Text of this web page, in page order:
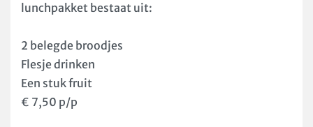
lunchpakket bestaat uit:
2 belegde broodjes
Flesje drinken
Een stuk fruit
€ 7,50 p/p